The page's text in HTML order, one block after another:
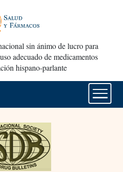
sin ánimo de lucro para
adecuado de medicamentos
hispano-parlante